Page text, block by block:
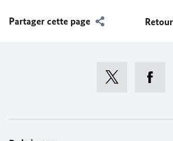
Partager cette page